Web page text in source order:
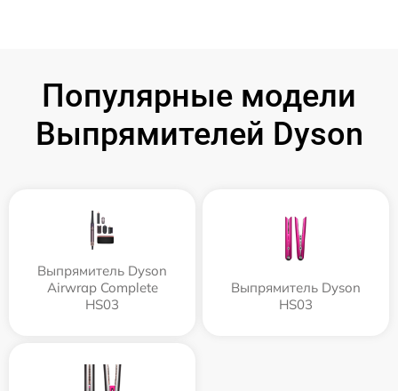
Популярные модели
Выпрямителей Dyson
Выпрямитель Dyson
Airwrap Complete
HS03
Выпрямитель Dyson
HS03